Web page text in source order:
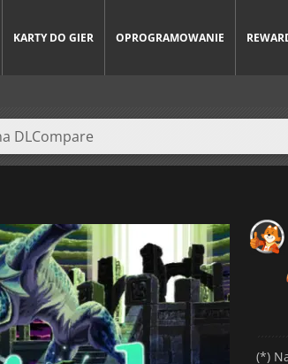
KARTY DO GIER OPROGRAMOWANIE
(*)